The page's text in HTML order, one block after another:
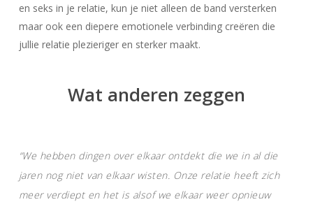
en seks in je relatie, kun je niet alleen de band versterken
maar ook een diepere emotionele verbinding creëren die
jullie relatie plezieriger en sterker maakt.
Wat anderen zeggen
“We hebben dingen over elkaar ontdekt die we in al die
jaren nog niet van elkaar wisten. Onze relatie heeft zich
meer verdiept en het is alsof we elkaar weer opnieuw